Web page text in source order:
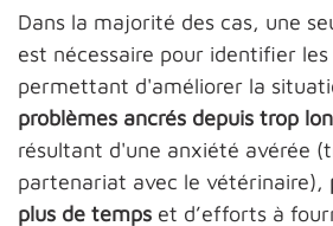
Dans la majorité des cas, une
est nécessaire pour identifier
permettant d'améliorer la
problèmes ancrés depuis trop
résultant d'une anxiété avérée
partenariat avec le vétérinaire),
plus de temps et d’efforts à